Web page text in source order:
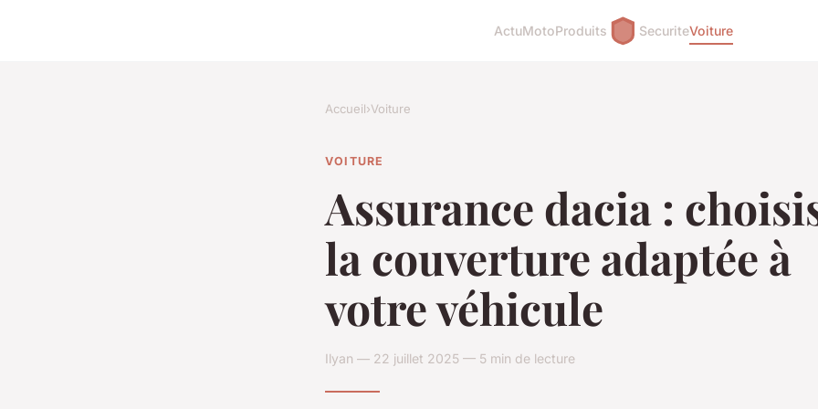
ActuMotoProduits SecuriteVoiture
Accueil›Voiture
VOITURE
Assurance dacia :
la couverture adaptée à
votre véhicule
Ilyan — 22 juillet 2025 — 5 min de lecture